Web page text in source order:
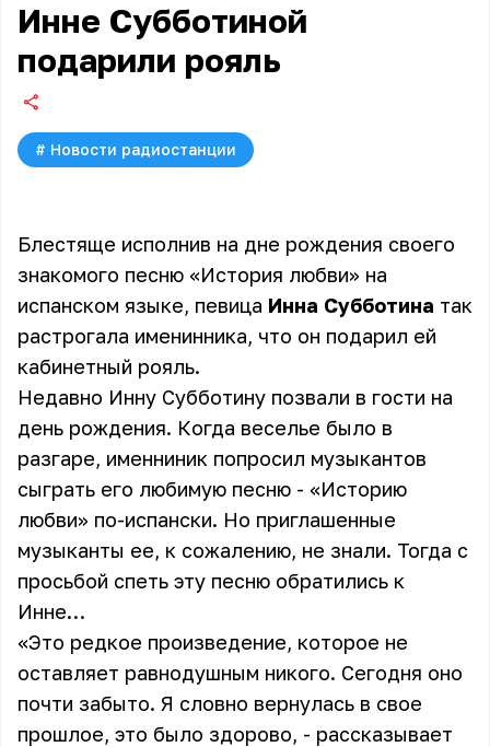
Инне Субботиной
подарили рояль
# Новости радиостанции
Блестяще исполнив на дне рождения своего
знакомого песню «История любви» на
испанском языке, певица Инна Субботина так
растрогала именинника, что он подарил ей
кабинетный рояль.
Недавно Инну Субботину позвали в гости на
день рождения. Когда веселье было в
разгаре, именниник попросил музыкантов
сыграть его любимую песню - «Историю
любви» по-испански. Но приглашенные
музыканты ее, к сожалению, не знали. Тогда с
просьбой спеть эту песню обратились к
Инне…
«Это редкое произведение, которое не
оставляет равнодушным никого. Сегодня оно
почти забыто. Я словно вернулась в свое
прошлое, это было здорово, - рассказывает